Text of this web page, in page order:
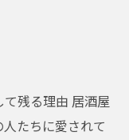
残る理由 居酒屋
たちに愛されて